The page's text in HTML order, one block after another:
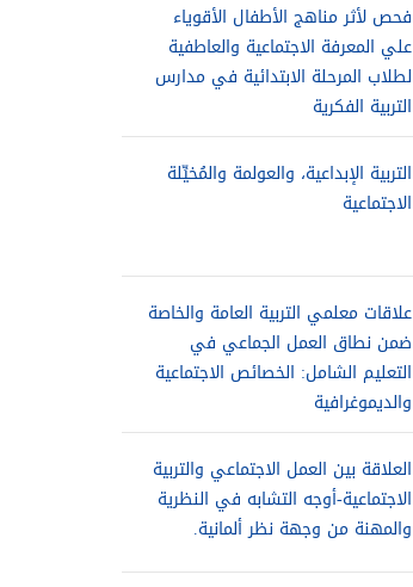
فحص لأثر مناهج الأطفال الأقوياء
علي المعرفة الاجتماعية والعاطفية
لطلاب المرحلة الابتدائية في مدارس
التربية الفكرية
التربية الإبداعية، والعولمة والمُخيِّلة
الاجتماعية
علاقات معلمي التربية العامة والخاصة
ضمن نطاق العمل الجماعي في
التعليم الشامل: الخصائص الاجتماعية
والديموغرافية
العلاقة بين العمل الاجتماعي والتربية
الاجتماعية-أوجه التشابه في النظرية
والمهنة من وجهة نظر ألمانية.